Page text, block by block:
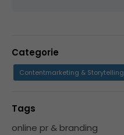
Categorie
Contentmarketing & Storytelling
Tags
online pr & branding